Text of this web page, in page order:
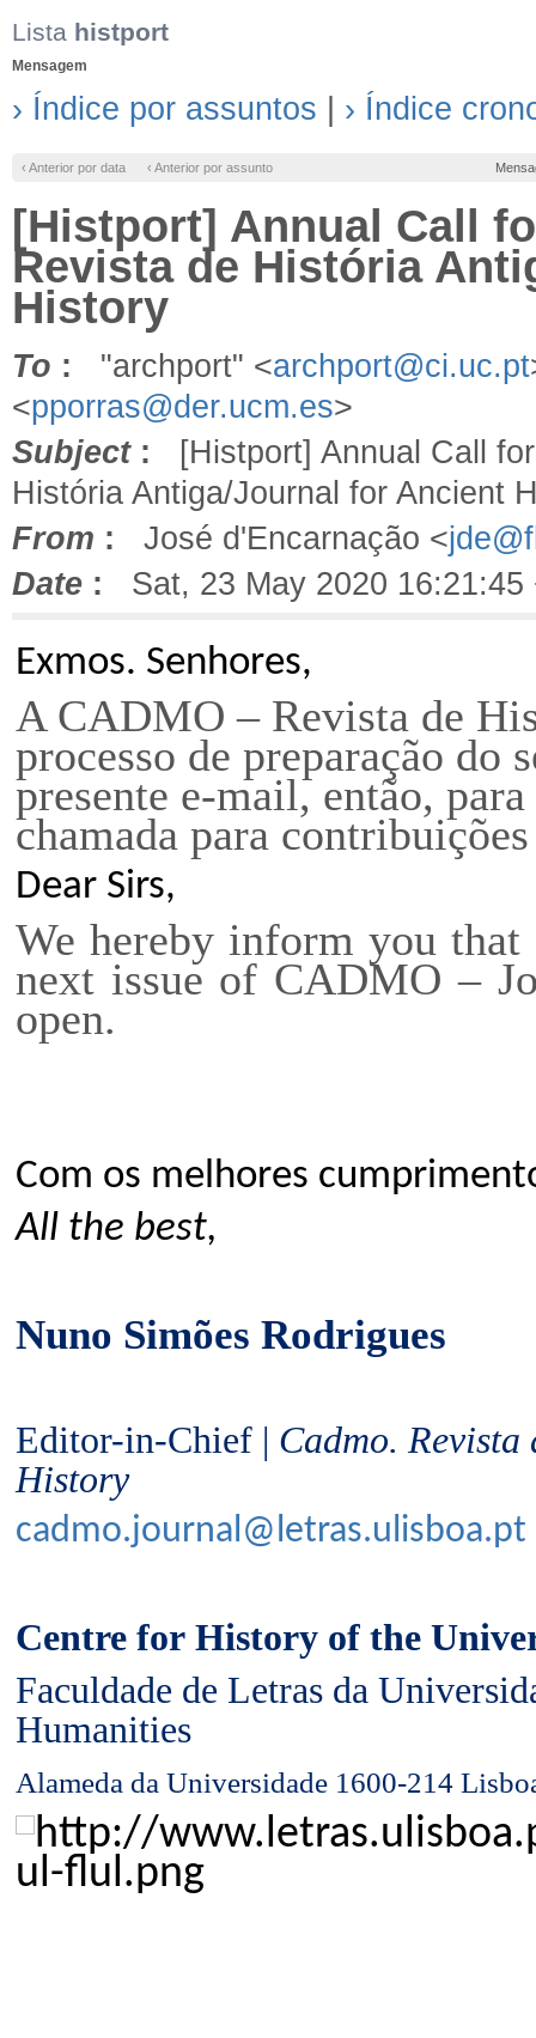
Lista histport
Mensagem
› Índice por assuntos › Índice
‹ Anterior por data ‹ Anterior por assunto
[Histport] Annual Call
Revista de História
History
To : "archport" <archport@ci.uc.pt
<pporras@der.ucm.es>
Subject: [Histport] Annual Call
História Antiga/Journal for Ancient
From : José d'Encarnação <
Date : Sat, 23 May 2020 16:21:45
Exmos. Senhores,
A CADMO – Revista de
processo de preparação do
presente e-mail, então,
chamada para
Dear Sirs,
We hereby inform you
next issue of CADMO –
open.
Com os melhores
All the best,
Nuno Simões Rodrigues
Editor-in-Chief | Cadmo.
History
cadmo.journal@letras.ulisboa.pt
Centre for History of the
Faculdade de Letras da
Humanities
Alameda da Universidade 1600-214